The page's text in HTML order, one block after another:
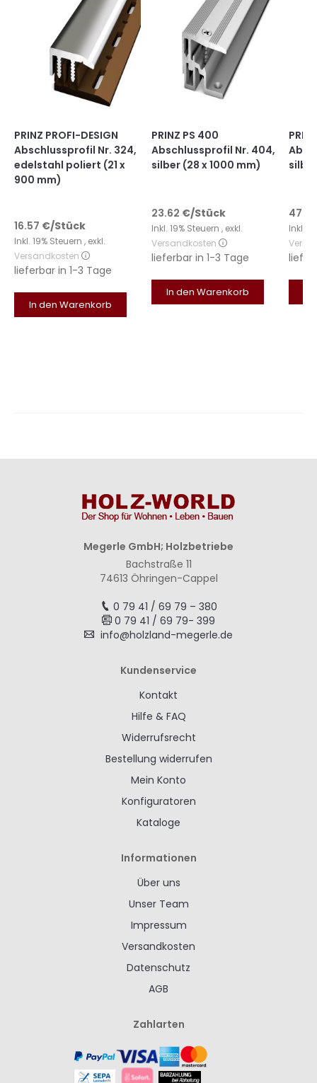
PRINZ PROFI-DESIGN
Abschlussprofil Nr. 324,
edelstahl poliert (21 x
900 mm)
16.57 €/Stück
Inkl. 19% Steuern , exkl.
Versandkosten
lieferbar in 1-3 Tage
In den Warenkorb
PRINZ PS 400
Abschlussprofil Nr. 404,
silber (28 x 1000 mm)
23.62 €/Stück
Inkl. 19% Steuern , exkl.
Versandkosten
lieferbar in 1-3 Tage
In den Warenkorb
47.38
Inkl.
Megerle GmbH; Holzbetriebe
Bachstraße 11
74613 Öhringen-Cappel
0 79 41 / 69 79 – 380
0 79 41 / 69 79- 399
info@holzland-megerle.de
Kundenservice
Kontakt
Hilfe & FAQ
Widerrufsrecht
Bestellung widerrufen
Mein Konto
Konfiguratoren
Kataloge
Informationen
Über uns
Unser Team
Impressum
Versandkosten
Datenschutz
AGB
Zahlarten